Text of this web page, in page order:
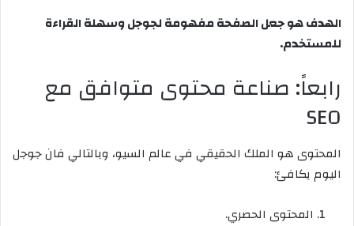
الهدف هو جعل الصفحة مفهومة لجوجل وسهلة القراءة
للمستخدم.
رابعاً: صناعة محتوى متوافق مع
SEO
المحتوى هو الملك الحقيقي في عالم السيو، وبالتالي فان جوجل
اليوم يكافئ:
المحتوى الحصري.